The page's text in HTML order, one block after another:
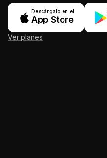
Descárgalo en el
App Store
Ver planes